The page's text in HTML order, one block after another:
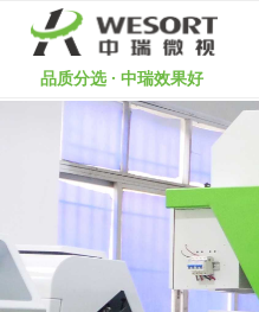
品质分选 · 中瑞效果好